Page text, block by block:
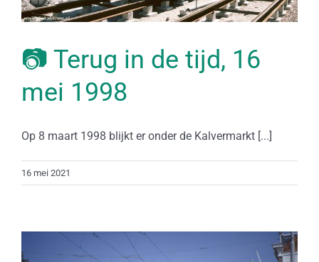
📷 Terug in de tijd, 16
mei 1998
Op 8 maart 1998 blijkt er onder de Kalvermarkt [...]
16 mei 2021